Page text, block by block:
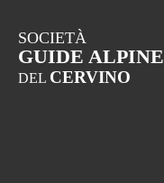
SOCIETÀ
GUIDE ALPINE
DEL CERVINO